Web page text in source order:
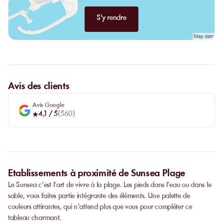
S'y rendre
Avis des clients
Avis Google
4,1 / 5(560)
Etablissements à proximité de Sunsea Plage
Le Sunsea c’est l’art de vivre à la plage. Les pieds dans l’eau ou dans le
sable, vous faites partie intégrante des éléments. Une palette de
couleurs attirantes, qui n’attend plus que vous pour compléter ce
tableau charmant.